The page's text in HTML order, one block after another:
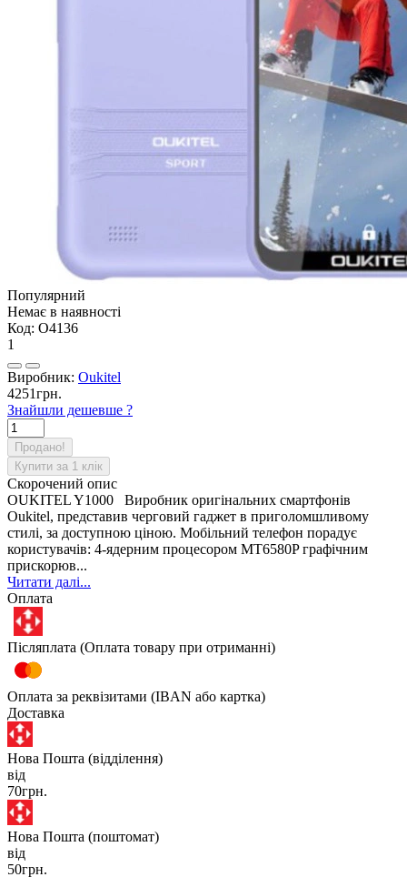
Популярний
Немає в наявності
Код: O4136
1
Виробник: Oukitel
4251грн.
Знайшли дешевше ?
Продано!
Купити за 1 клiк
Скорочений опис
OUKITEL Y1000 Виробник оригінальних смартфонів
Oukitel, представив черговий гаджет в приголомшливому
стилі, за доступною ціною. Мобільний телефон порадує
користувачів: 4-ядерним процесором MT6580P графічним
прискорюв...
Читати далі...
Оплата
Післяплата (Оплата товару при отриманні)
Оплата за реквізитами (IBAN або картка)
Доставка
Нова Пошта (відділення)
від
70грн.
Нова Пошта (поштомат)
від
50грн.